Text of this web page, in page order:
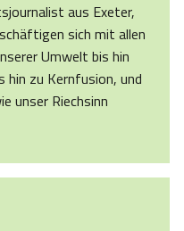
aus Exeter,
sich mit allen
Umwelt bis hin
hin zu Kernfusion, und
unser Riechsinn